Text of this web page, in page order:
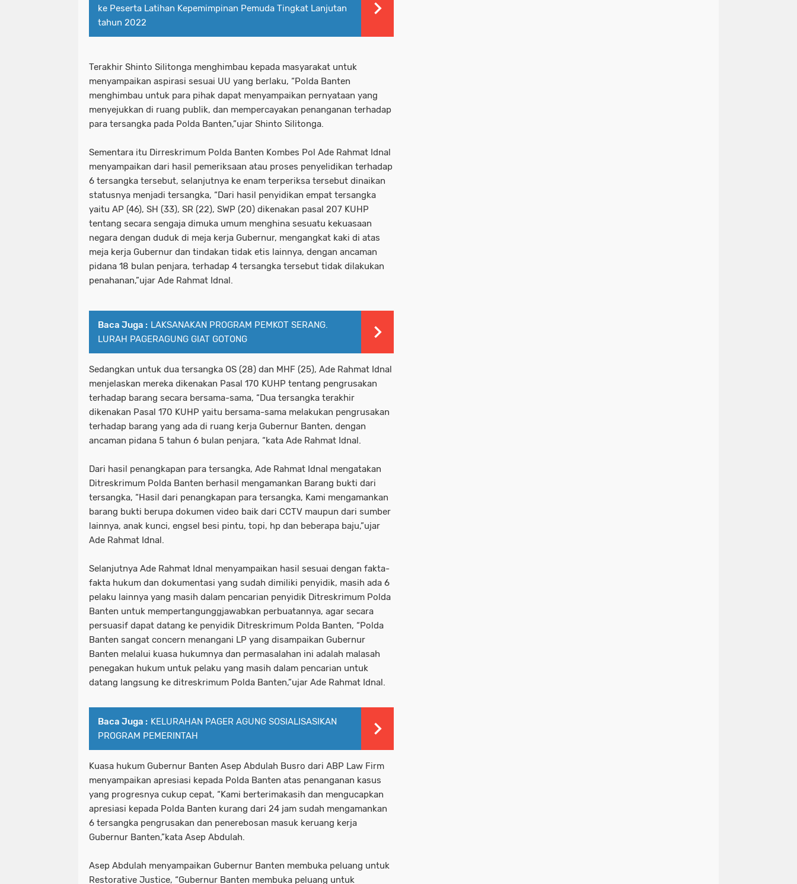
ke Peserta Latihan Kepemimpinan Pemuda Tingkat Lanjutan
tahun 2022
Terakhir Shinto Silitonga menghimbau kepada masyarakat untuk
menyampaikan aspirasi sesuai UU yang berlaku, “Polda Banten
menghimbau untuk para pihak dapat menyampaikan pernyataan yang
menyejukkan di ruang publik, dan mempercayakan penanganan terhadap
para tersangka pada Polda Banten,”ujar Shinto Silitonga.
Sementara itu Dirreskrimum Polda Banten Kombes Pol Ade Rahmat Idnal
menyampaikan dari hasil pemeriksaan atau proses penyelidikan terhadap
6 tersangka tersebut, selanjutnya ke enam terperiksa tersebut dinaikan
statusnya menjadi tersangka, “Dari hasil penyidikan empat tersangka
yaitu AP (46), SH (33), SR (22), SWP (20) dikenakan pasal 207 KUHP
tentang secara sengaja dimuka umum menghina sesuatu kekuasaan
negara dengan duduk di meja kerja Gubernur, mengangkat kaki di atas
meja kerja Gubernur dan tindakan tidak etis lainnya, dengan ancaman
pidana 18 bulan penjara, terhadap 4 tersangka tersebut tidak dilakukan
penahanan,”ujar Ade Rahmat Idnal.
Baca Juga : LAKSANAKAN PROGRAM PEMKOT SERANG.
LURAH PAGERAGUNG GIAT GOTONG
Sedangkan untuk dua tersangka OS (28) dan MHF (25), Ade Rahmat Idnal
menjelaskan mereka dikenakan Pasal 170 KUHP tentang pengrusakan
terhadap barang secara bersama-sama, “Dua tersangka terakhir
dikenakan Pasal 170 KUHP yaitu bersama-sama melakukan pengrusakan
terhadap barang yang ada di ruang kerja Gubernur Banten, dengan
ancaman pidana 5 tahun 6 bulan penjara, “kata Ade Rahmat Idnal.
Dari hasil penangkapan para tersangka, Ade Rahmat Idnal mengatakan
Ditreskrimum Polda Banten berhasil mengamankan Barang bukti dari
tersangka, “Hasil dari penangkapan para tersangka, Kami mengamankan
barang bukti berupa dokumen video baik dari CCTV maupun dari sumber
lainnya, anak kunci, engsel besi pintu, topi, hp dan beberapa baju,”ujar
Ade Rahmat Idnal.
Selanjutnya Ade Rahmat Idnal menyampaikan hasil sesuai dengan fakta-
fakta hukum dan dokumentasi yang sudah dimiliki penyidik, masih ada 6
pelaku lainnya yang masih dalam pencarian penyidik Ditreskrimum Polda
Banten untuk mempertangunggjawabkan perbuatannya, agar secara
persuasif dapat datang ke penyidik Ditreskrimum Polda Banten, “Polda
Banten sangat concern menangani LP yang disampaikan Gubernur
Banten melalui kuasa hukumnya dan permasalahan ini adalah malasah
penegakan hukum untuk pelaku yang masih dalam pencarian untuk
datang langsung ke ditreskrimum Polda Banten,”ujar Ade Rahmat Idnal.
Baca Juga : KELURAHAN PAGER AGUNG SOSIALISASIKAN
PROGRAM PEMERINTAH
Kuasa hukum Gubernur Banten Asep Abdulah Busro dari ABP Law Firm
menyampaikan apresiasi kepada Polda Banten atas penanganan kasus
yang progresnya cukup cepat, “Kami berterimakasih dan mengucapkan
apresiasi kepada Polda Banten kurang dari 24 jam sudah mengamankan
6 tersangka pengrusakan dan penerebosan masuk keruang kerja
Gubernur Banten,”kata Asep Abdulah.
Asep Abdulah menyampaikan Gubernur Banten membuka peluang untuk
Restorative Justice, “Gubernur Banten membuka peluang untuk